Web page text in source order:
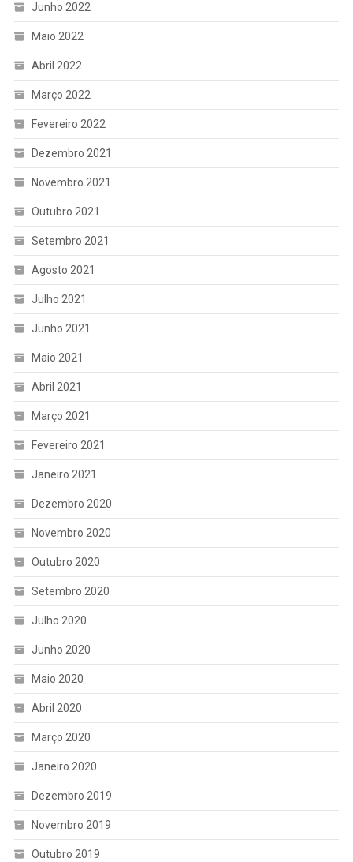
Junho 2022
Maio 2022
Abril 2022
Março 2022
Fevereiro 2022
Dezembro 2021
Novembro 2021
Outubro 2021
Setembro 2021
Agosto 2021
Julho 2021
Junho 2021
Maio 2021
Abril 2021
Março 2021
Fevereiro 2021
Janeiro 2021
Dezembro 2020
Novembro 2020
Outubro 2020
Setembro 2020
Julho 2020
Junho 2020
Maio 2020
Abril 2020
Março 2020
Janeiro 2020
Dezembro 2019
Novembro 2019
Outubro 2019